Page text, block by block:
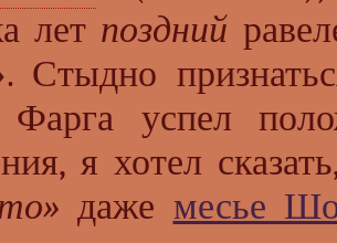
лет поздний
Стыдно
Фарга успел
я хотел
даже месье